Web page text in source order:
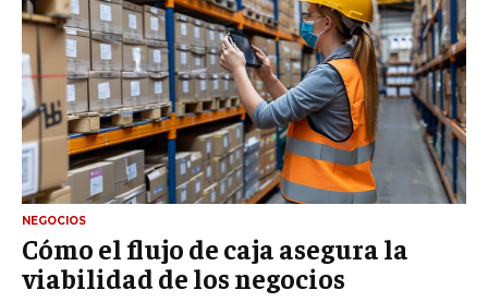
NEGOCIOS
Cómo el flujo de caja asegura la
viabilidad de los negocios